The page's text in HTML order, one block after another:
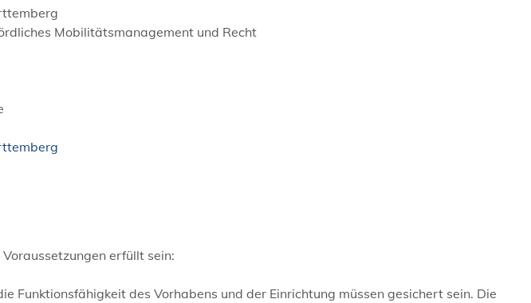
Mobilitätsmanagement und Recht
erfüllt sein:
Funktionsfähigkeit des Vorhabens und der Einrichtung müssen gesichert sein. Die